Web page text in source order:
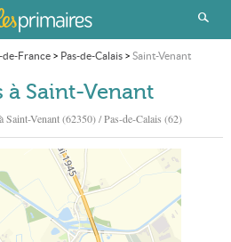
de-France> Pas-de-Calais> Saint-Venant
à Saint-Venant
Saint-Venant(62350) / Pas-de-Calais (62)